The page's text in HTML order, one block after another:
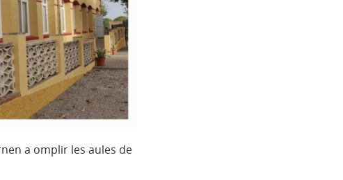
a omplir les aules de